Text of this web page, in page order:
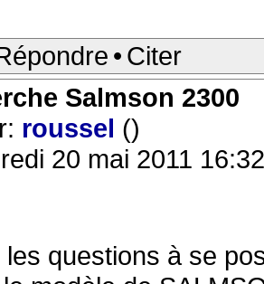
• Citer
Salmson 2300
roussel ()
20 mai 2011
les questions à se